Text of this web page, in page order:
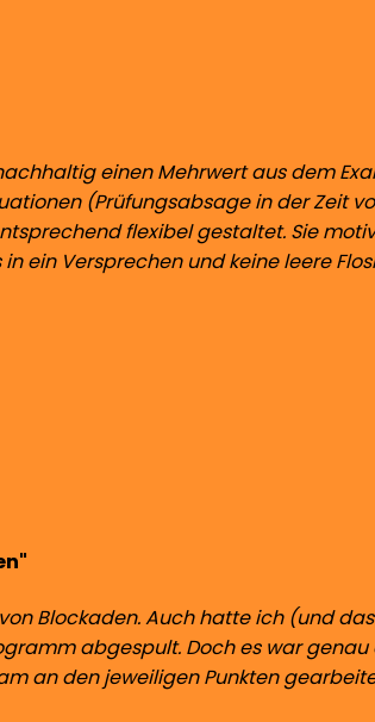
einen Mehrwert aus dem
(Prüfungsabsage in der Zeit
flexibel gestaltet. Sie
ein Versprechen und keine leere
Blockaden. Auch hatte ich (und
abgespult. Doch es war genau
an den jeweiligen Punkten